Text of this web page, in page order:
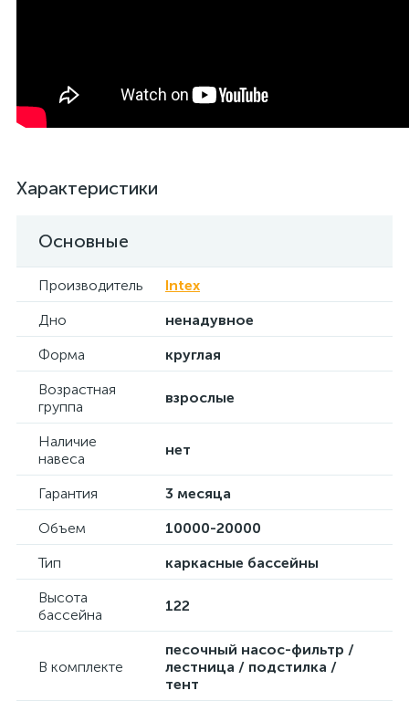
Характеристики
Основные
Производитель
Intex
Дно
ненадувное
Форма
круглая
Возрастная
группа
взрослые
Наличие
навеса
нет
Гарантия
3 месяца
Объем
10000-20000
Тип
каркасные бассейны
Высота
бассейна
122
В комплекте
песочный насос-фильтр /
лестница / подстилка /
тент